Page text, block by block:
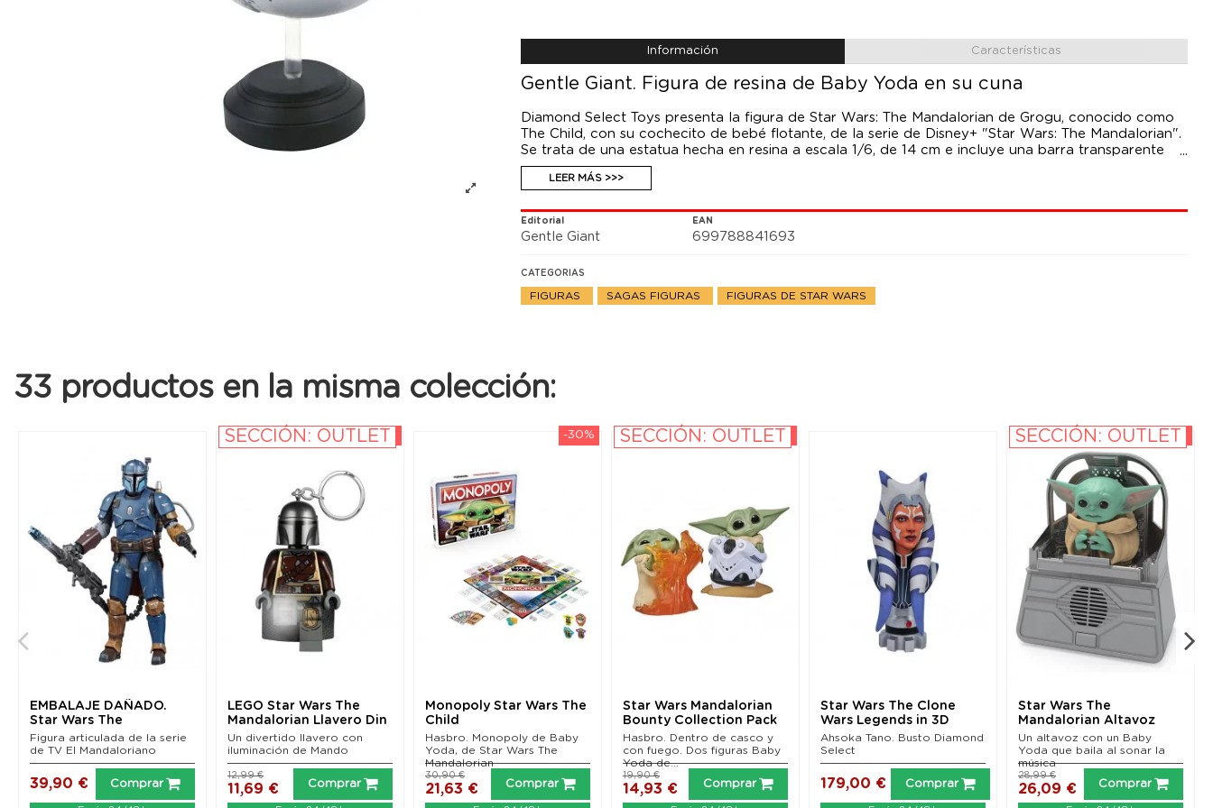
Información Características
Gentle Giant. Figura de resina de Baby Yoda en su cuna
Diamond Select Toys presenta la figura de Star Wars: The Mandalorian de Grogu, conocido como
The Child, con su cochecito de bebé flotante, de la serie de Disney+ "Star Wars: The Mandalorian".
Se trata de una estatua hecha en resina a escala 1/6, de 14 cm e incluye una barra transparente
para imitar el vuelo.
Se trata de una edición limitada a 3000 unidades con un certificado de autenticidad en una caja
LEER MÁS >>>
Editorial
Gentle Giant
EAN
699788841693
CATEGORIAS
FIGURAS SAGAS FIGURAS FIGURAS DE STAR WARS
33 productos en la misma colección:
EMBALAJE DAÑADO.
Star Wars The
Mandalorian Black
Series...
Figura articulada de la serie
de TV El Mandaloriano
39,90 € Comprar
-10%
SECCIÓN: OUTLET
LEGO Star Wars The
Mandalorian Llavero Din
Djarin 6 cm
Un divertido llavero con
iluminación de Mando
11,69 €
12,99 €
Comprar
-30%
Monopoly Star Wars The
Child
Hasbro. Monopoly de Baby
Yoda, de Star Wars The
Mandalorian
21,63 €
30,90 €
Comprar
-25%
SECCIÓN: OUTLET
Star Wars Mandalorian
Bounty Collection Pack
de 2 Figuras The...
Hasbro. Dentro de casco y
con fuego. Dos figuras Baby
Yoda de...
14,93 €
19,90 €
Comprar
Star Wars The Clone
Wars Legends in 3D
Busto 1/2 Ahsoka Tano...
Ahsoka Tano. Busto Diamond
Select
179,00 € Comprar
-10%
SECCIÓN: OUTLET
Star Wars The
Mandalorian Altavoz
The Child Dancing 24 cm
Un altavoz con un Baby
Yoda que baila al sonar la
música
26,09 €
28,99 €
Comprar